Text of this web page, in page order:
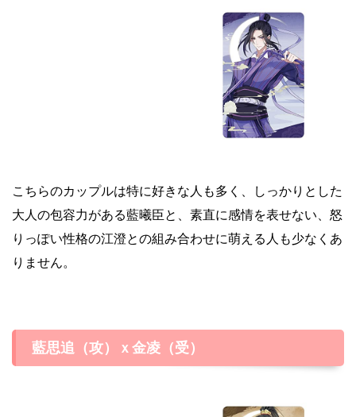
こちらのカップルは特に好きな人も多く、しっかりとした
大人の包容力がある藍曦臣と、素直に感情を表せない、怒
りっぽい性格の江澄との組み合わせに萌える人も少なくあ
りません。
藍思追（攻）ｘ金凌（受）